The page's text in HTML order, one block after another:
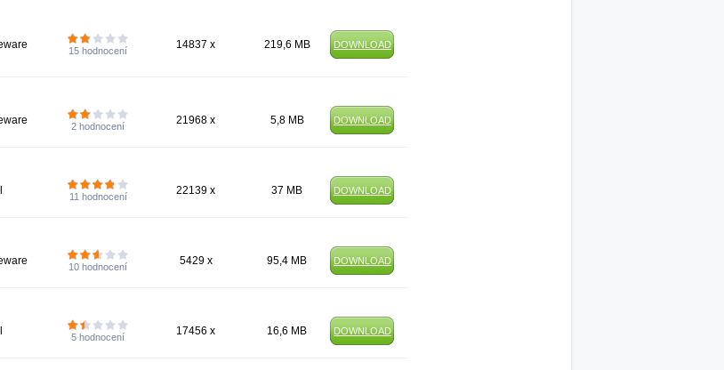
15 hodnocení 14837 x 219,6 MB DOWNLOAD
2 hodnocení 21968 x 5,8 MB DOWNLOAD
11 hodnocení 22139 x 37 MB DOWNLOAD
10 hodnocení 5429 x 95,4 MB DOWNLOAD
5 hodnocení 17456 x 16,6 MB DOWNLOAD